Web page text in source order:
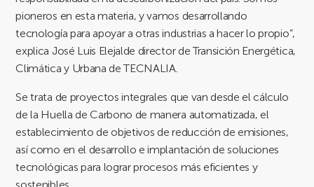
pioneros en esta materia, y vamos desarrollando
tecnología para apoyar a otras industrias a hacer lo propio”,
explica José Luis Elejalde director de Transición Energética,
Climática y Urbana de TECNALIA.
Se trata de proyectos integrales que van desde el cálculo
de la Huella de Carbono de manera automatizada, el
establecimiento de objetivos de reducción de emisiones,
así como en el desarrollo e implantación de soluciones
tecnológicas para lograr procesos más eficientes y